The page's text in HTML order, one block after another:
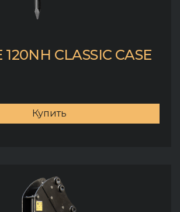
120NH CLASSIC CASE
Купить